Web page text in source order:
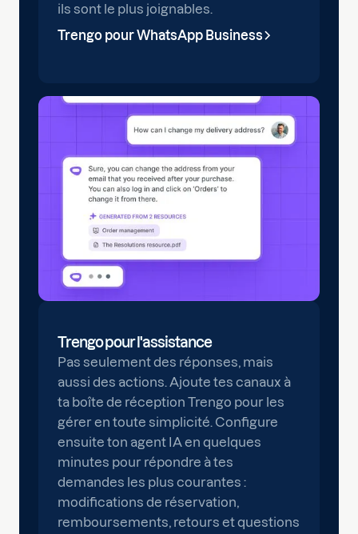
ils sont le plus joignables.
Trengo pour WhatsApp Business
Trengo pour l'assistance
Pas seulement des réponses, mais
aussi des actions. Ajoute tes canaux à
ta boîte de réception Trengo pour les
gérer en toute simplicité. Configure
ensuite ton agent IA en quelques
minutes pour répondre à tes
demandes les plus courantes :
modifications de réservation,
remboursements, retours et questions